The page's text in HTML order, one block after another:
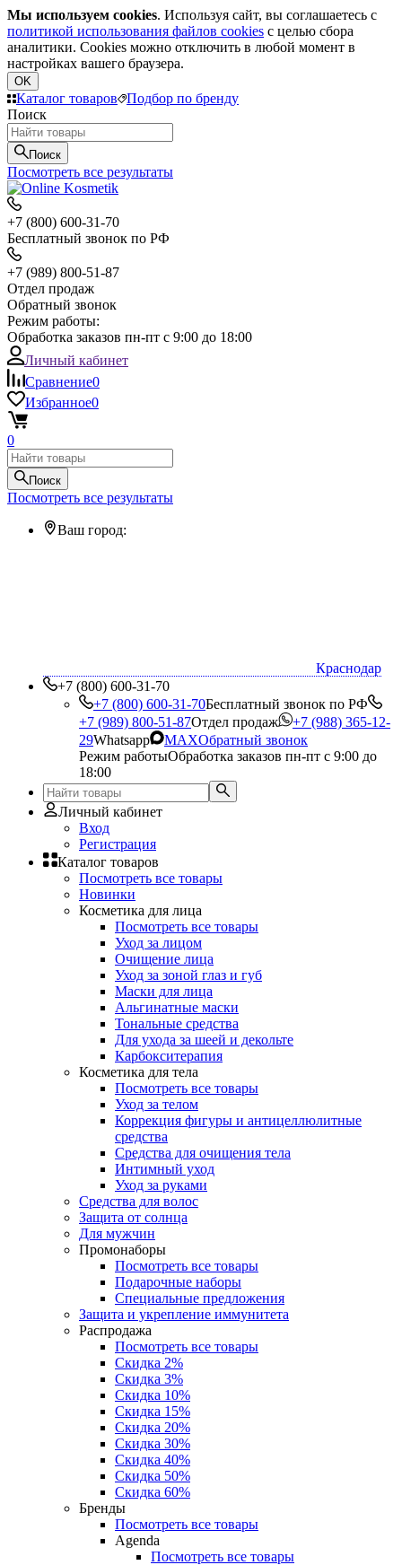
Мы используем cookies. Используя сайт, вы соглашаетесь с
политикой использования файлов cookies с целью сбора
аналитики. Cookies можно отключить в любой момент в
настройках вашего браузера.
OK
Каталог товаров
Подбор по бренду
Поиск
Поиск
Посмотреть все результаты
+7 (800) 600-31-70
Бесплатный звонок по РФ
+7 (989) 800-51-87
Отдел продаж
Обратный звонок
Режим работы:
Обработка заказов пн-пт с 9:00 до 18:00
Личный кабинет
Сравнение0
Избранное0
0
Поиск
Посмотреть все результаты
Ваш город:
Краснодар
+7 (800) 600-31-70
+7 (800) 600-31-70Бесплатный звонок по РФ
+7 (989) 800-51-87Отдел продаж
+7 (988) 365-12-
29Whatsapp MAXОбратный звонок
Режим работыОбработка заказов пн-пт с 9:00 до
18:00
Личный кабинет
Вход
Регистрация
Каталог товаров
Посмотреть все товары
Новинки
Косметика для лица
Посмотреть все товары
Уход за лицом
Очищение лица
Уход за зоной глаз и губ
Маски для лица
Альгинатные маски
Тональные средства
Для ухода за шеей и декольте
Карбокситерапия
Косметика для тела
Посмотреть все товары
Уход за телом
Коррекция фигуры и антицеллюлитные
средства
Средства для очищения тела
Интимный уход
Уход за руками
Средства для волос
Защита от солнца
Для мужчин
Промонаборы
Посмотреть все товары
Подарочные наборы
Специальные предложения
Защита и укрепление иммунитета
Распродажа
Посмотреть все товары
Скидка 2%
Скидка 3%
Скидка 10%
Скидка 15%
Скидка 20%
Скидка 30%
Скидка 40%
Скидка 50%
Скидка 60%
Бренды
Посмотреть все товары
Agenda
Посмотреть все товары